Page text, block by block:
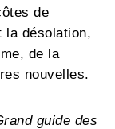
de
la désolation,
de la
nouvelles.
guide des